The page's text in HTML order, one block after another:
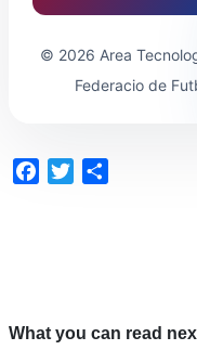
© 2026 Area
Federacio de
Facebook
Twitter
What you can read